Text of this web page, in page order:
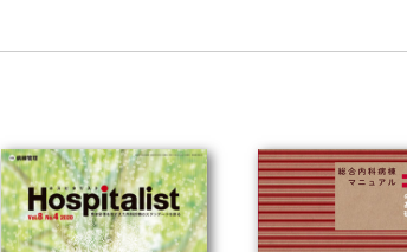
臨床医学:外科系(249)
看護学(21)
薬学(7)